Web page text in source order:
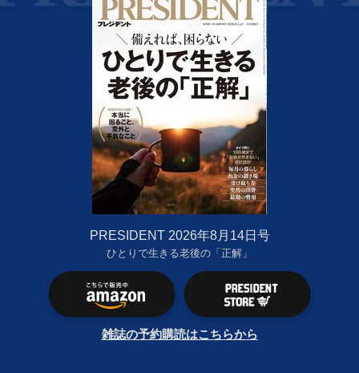
PRESIDENT 2026年8月14日号
ひとりで生きる老後の「正解」
雑誌の予約購読はこちらから